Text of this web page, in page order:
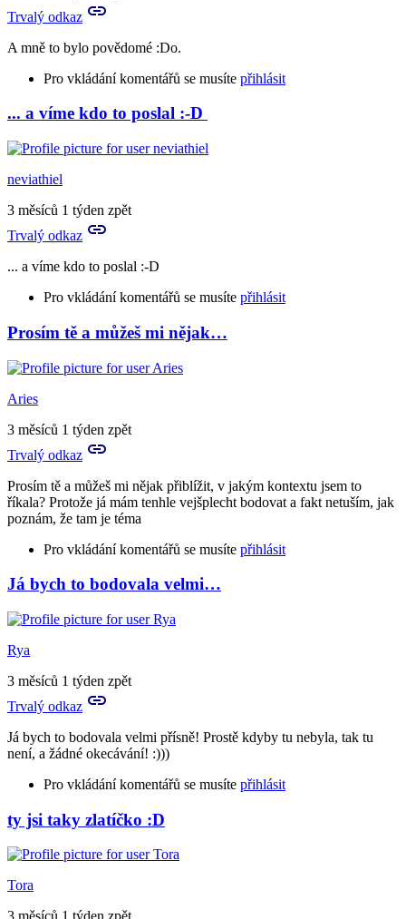
tvůj
by
Trvalý odkaz
A mně to bylo povědomé :Do.
Pro vkládání komentářů se musíte přihlásit
In
reply
to
to
je
tvůj
by
... a víme kdo to poslal :-D
neviathiel
3 měsíců 1 týden zpět
Trvalý odkaz
... a víme kdo to poslal :-D
Pro vkládání komentářů se musíte přihlásit
In
reply
to
A
to
je
tvůj
by
Birute
Prosím tě a můžeš mi nějak…
Aries
3 měsíců 1 týden zpět
Trvalý odkaz
Prosím tě a můžeš mi nějak přiblížit, v jakým kontextu jsem to
říkala? Protože já mám tenhle vejšplecht bodovat a fakt netuším, jak
poznám, že tam je téma
Pro vkládání komentářů se musíte přihlásit
In
reply
to
A
to
je
tvůj
by
Birute
Já bych to bodovala velmi…
Rya
3 měsíců 1 týden zpět
Trvalý odkaz
Já bych to bodovala velmi přísně! Prostě kdyby tu nebyla, tak tu
není, a žádné okecávání! :)))
Pro vkládání komentářů se musíte přihlásit
In
reply
to
Prosím
tě
a
ty jsi taky zlatíčko :D
Tora